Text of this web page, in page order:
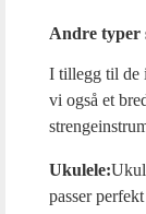
Andre typer
I tillegg til de
vi også et
Ukulele:
passer